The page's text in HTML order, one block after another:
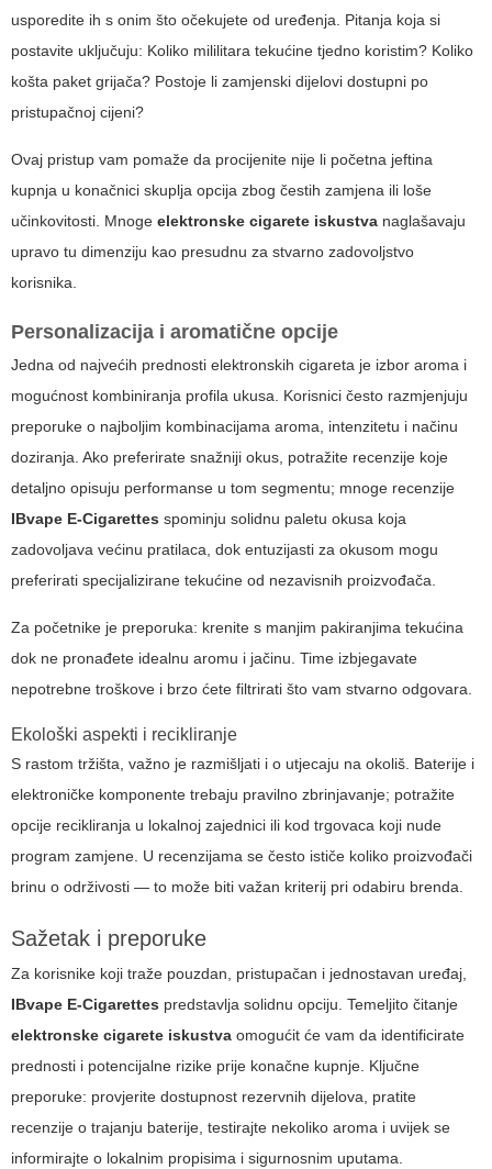
usporedite ih s onim što očekujete od uređenja. Pitanja koja si
postavite uključuju: Koliko mililitara tekućine tjedno koristim? Koliko
košta paket grijača? Postoje li zamjenski dijelovi dostupni po
pristupačnoj cijeni?
Ovaj pristup vam pomaže da procijenite nije li početna jeftina
kupnja u konačnici skuplja opcija zbog čestih zamjena ili loše
učinkovitosti. Mnoge elektronske cigarete iskustva naglašavaju
upravo tu dimenziju kao presudnu za stvarno zadovoljstvo
korisnika.
Personalizacija i aromatične opcije
Jedna od najvećih prednosti elektronskih cigareta je izbor aroma i
mogućnost kombiniranja profila ukusa. Korisnici često razmjenjuju
preporuke o najboljim kombinacijama aroma, intenzitetu i načinu
doziranja. Ako preferirate snažniji okus, potražite recenzije koje
detaljno opisuju performanse u tom segmentu; mnoge recenzije
IBvape E-Cigarettes spominju solidnu paletu okusa koja
zadovoljava većinu pratilaca, dok entuzijasti za okusom mogu
preferirati specijalizirane tekućine od nezavisnih proizvođača.
Za početnike je preporuka: krenite s manjim pakiranjima tekućina
dok ne pronađete idealnu aromu i jačinu. Time izbjegavate
nepotrebne troškove i brzo ćete filtrirati što vam stvarno odgovara.
Ekološki aspekti i recikliranje
S rastom tržišta, važno je razmišljati i o utjecaju na okoliš. Baterije i
elektroničke komponente trebaju pravilno zbrinjavanje; potražite
opcije recikliranja u lokalnoj zajednici ili kod trgovaca koji nude
program zamjene. U recenzijama se često ističe koliko proizvođači
brinu o održivosti — to može biti važan kriterij pri odabiru brenda.
Sažetak i preporuke
Za korisnike koji traže pouzdan, pristupačan i jednostavan uređaj,
IBvape E-Cigarettes predstavlja solidnu opciju. Temeljito čitanje
elektronske cigarete iskustva omogućit će vam da identificirate
prednosti i potencijalne rizike prije konačne kupnje. Ključne
preporuke: provjerite dostupnost rezervnih dijelova, pratite
recenzije o trajanju baterije, testirajte nekoliko aroma i uvijek se
informirajte o lokalnim propisima i sigurnosnim uputama.